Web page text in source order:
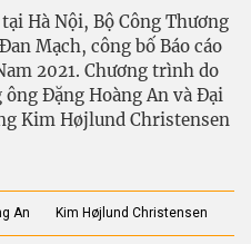
Hà Nội, Bộ Công Thương
Mạch, công bố Báo cáo
2021. Chương trình do
Đặng Hoàng An và Đại
Kim Højlund Christensen
An Kim Højlund Christensen